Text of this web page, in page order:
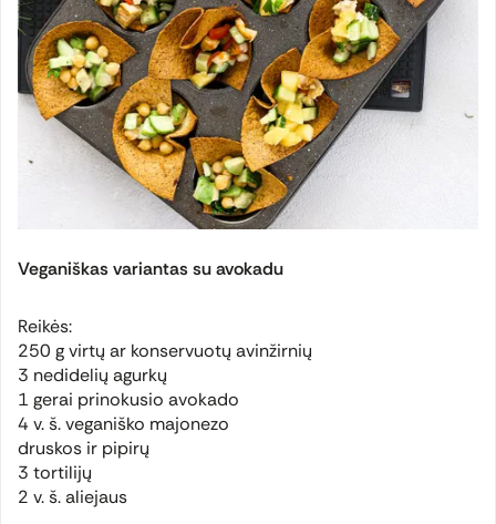
Veganiškas variantas su avokadu
Reikės:
250 g virtų ar konservuotų avinžirnių
3 nedidelių agurkų
1 gerai prinokusio avokado
4 v. š. veganiško majonezo
druskos ir pipirų
3 tortilijų
2 v. š. aliejaus